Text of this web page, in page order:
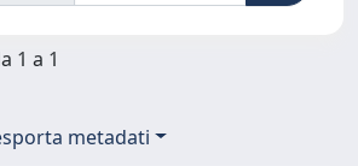
1 a 1
metadati